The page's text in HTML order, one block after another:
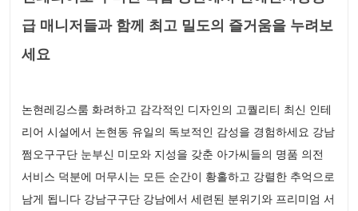
급 매니저들과 함께 최고 밀도의 즐거움을 누려보
세요
논현레깅스룸 화려하고 감각적인 디자인의 고퀄리티 최신 인테
리어 시설에서 논현동 유일의 독보적인 감성을 경험하세요 강남
쩜오구구단 눈부신 미모와 지성을 갖춘 아가씨들의 명품 의전
서비스 덕분에 머무시는 모든 순간이 황홀하고 강렬한 추억으로
남게 됩니다 강남구구단 강남에서 세련된 분위기와 프리미엄 서